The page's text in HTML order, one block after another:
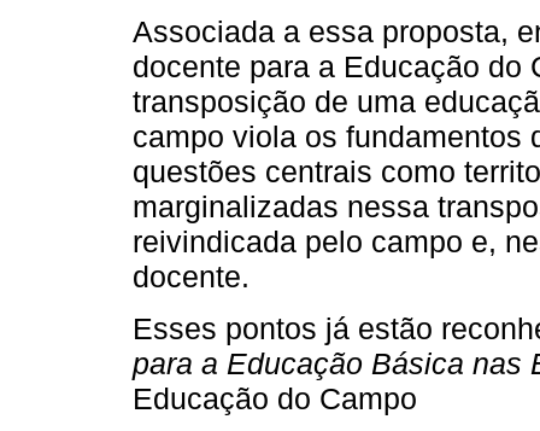
Associada a essa proposta,
docente para a Educação do
transposição de uma
campo viola os fundamentos
questões centrais como
marginalizadas nessa
reivindicada pelo campo e,
docente.
Esses pontos já estão
para a Educação Básica nas
Educação do Campo